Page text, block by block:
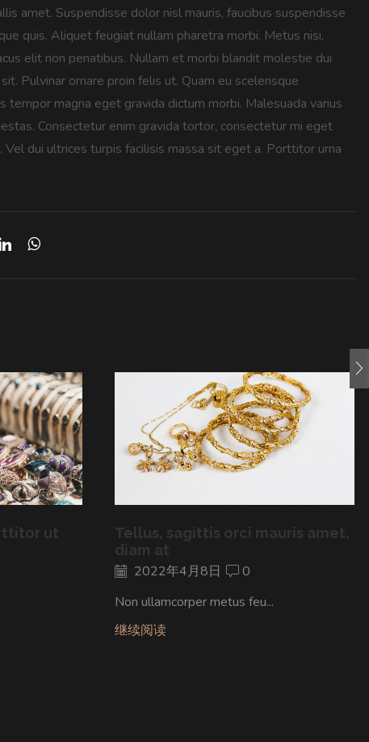
amet. Suspendisse dolor nisl mauris, faucibus suspendisse
quis. Aliquet feugiat nullam pharetra morbi. Metus nisi,
elit non penatibus. Nullam et morbi blandit molestie dui
Pulvinar ornare proin felis ut. Quam eu scelerisque
tempor magna eget gravida dictum morbi. Malesuada varius
Consectetur enim gravida tortor, consectetur mi eget
dui ultrices turpis facilisis massa sit eget a. Porttitor urna
ut
Tellus, sagittis orci mauris amet,
diam at
2022年4月8日
0
Non ullamcorper metus feu...
继续阅读